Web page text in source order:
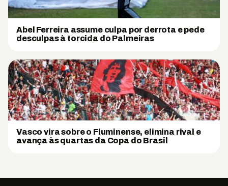
Abel Ferreira assume culpa por derrota e pede
desculpas à torcida do Palmeiras
Vasco vira sobre o Fluminense, elimina rival e
avança às quartas da Copa do Brasil